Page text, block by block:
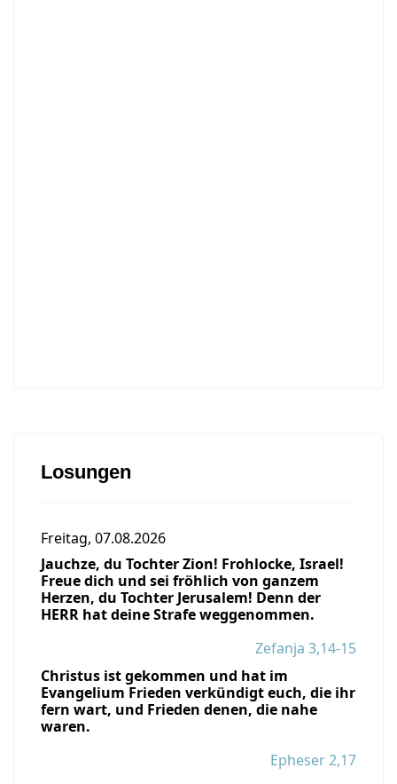
Losungen
Freitag, 07.08.2026
Jauchze, du Tochter Zion! Frohlocke, Israel!
Freue dich und sei fröhlich von ganzem
Herzen, du Tochter Jerusalem! Denn der
HERR hat deine Strafe weggenommen.
Zefanja 3,14-15
Christus ist gekommen und hat im
Evangelium Frieden verkündigt euch, die ihr
fern wart, und Frieden denen, die nahe
waren.
Epheser 2,17